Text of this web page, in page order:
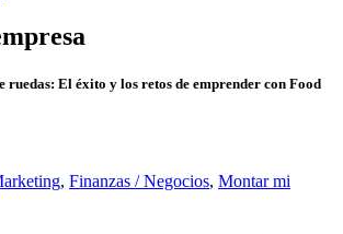
ruedas: El éxito y los retos de emprender con Food
, Finanzas / Negocios, Montar mi